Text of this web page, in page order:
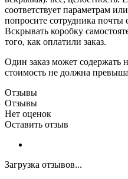
соответствует параметрам
попросите сотрудника почты
Вскрывать коробку
того, как оплатили заказ.
Один заказ может содержать
стоимость не должна
Отзывы
Отзывы
Нет оценок
Оставить отзыв
Загрузка отзывов...